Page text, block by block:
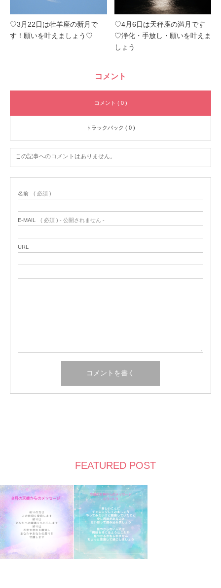
♡3月22日は牡羊座の新月で
す！願いを叶えましょう♡
♡4月6日は天秤座の満月です
♡浄化・手放し・願いを叶えま
しょう
コメント
コメント ( 0 )
トラックバック ( 0 )
この記事へのコメントはありません。
名前 ( 必須 )
E-MAIL ( 必須 ) - 公開されません -
URL
FEATURED POST